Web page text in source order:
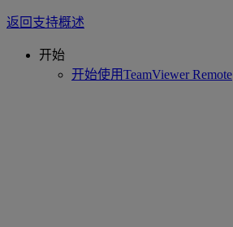
返回支持概述
开始
开始使用TeamViewer Remote